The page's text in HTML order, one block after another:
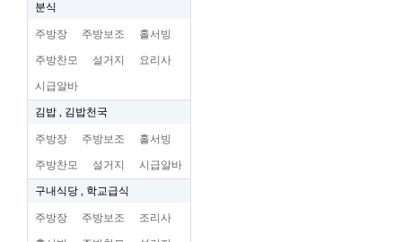
분식
주방장 주방보조 홀서빙
주방찬모 설거지 요리사
시급알바
김밥 , 김밥천국
주방장 주방보조 홀서빙
주방찬모 설거지 시급알바
구내식당 , 학교급식
주방장 주방보조 조리사